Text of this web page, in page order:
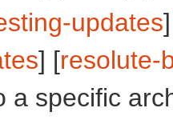
updates
] [resolute-
a specific